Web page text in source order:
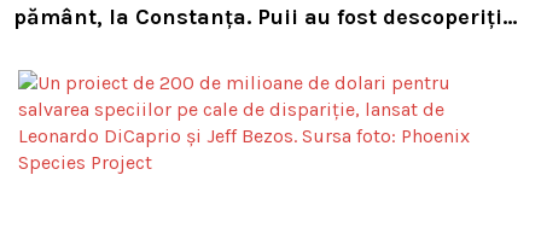
pământ, la Constanța. Puii au fost descoperiți